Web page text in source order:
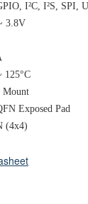
I²C, I²S, SPI,
3.8V
125°C
Mount
Exposed Pad
(4x4)